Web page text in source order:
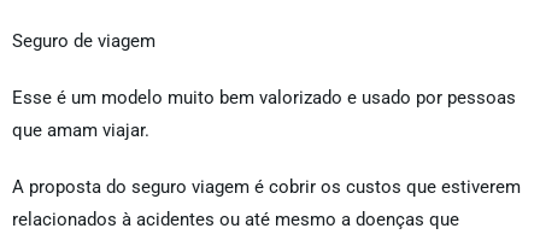
Seguro de viagem
Esse é um modelo muito bem valorizado e usado por pessoas
que amam viajar.
A proposta do seguro viagem é cobrir os custos que estiverem
relacionados à acidentes ou até mesmo a doenças que